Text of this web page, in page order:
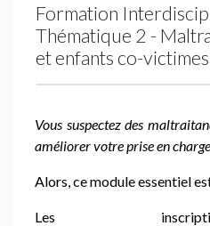
Formation
Thématique 2 -
et enfants co-victimes
Vous suspectez des
améliorer votre prise en charge
Alors, ce module essentiel
Les